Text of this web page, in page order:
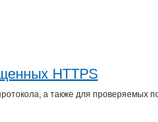
HTTPS
а также для проверяемых